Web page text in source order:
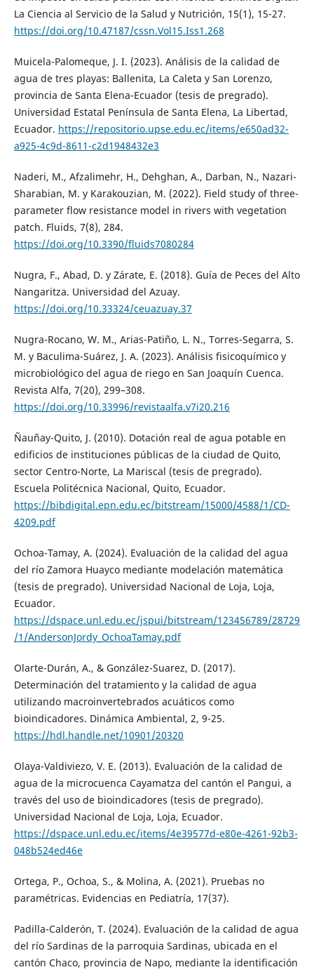
La Ciencia al Servicio de la Salud y Nutrición, 15(1), 15-27.
https://doi.org/10.47187/cssn.Vol15.Iss1.268
Muicela-Palomeque, J. I. (2023). Análisis de la calidad de
agua de tres playas: Ballenita, La Caleta y San Lorenzo,
provincia de Santa Elena-Ecuador (tesis de pregrado).
Universidad Estatal Península de Santa Elena, La Libertad,
Ecuador. https://repositorio.upse.edu.ec/items/e650ad32-
a925-4c9d-8611-c2d1948432e3
Naderi, M., Afzalimehr, H., Dehghan, A., Darban, N., Nazari-
Sharabian, M. y Karakouzian, M. (2022). Field study of three-
parameter flow resistance model in rivers with vegetation
patch. Fluids, 7(8), 284.
https://doi.org/10.3390/fluids7080284
Nugra, F., Abad, D. y Zárate, E. (2018). Guía de Peces del Alto
Nangaritza. Universidad del Azuay.
https://doi.org/10.33324/ceuazuay.37
Nugra-Rocano, W. M., Arias-Patiño, L. N., Torres-Segarra, S.
M. y Baculima-Suárez, J. A. (2023). Análisis fisicoquímico y
microbiológico del agua de riego en San Joaquín Cuenca.
Revista Alfa, 7(20), 299–308.
https://doi.org/10.33996/revistaalfa.v7i20.216
Ñauñay-Quito, J. (2010). Dotación real de agua potable en
edificios de instituciones públicas de la ciudad de Quito,
sector Centro-Norte, La Mariscal (tesis de pregrado).
Escuela Politécnica Nacional, Quito, Ecuador.
https://bibdigital.epn.edu.ec/bitstream/15000/4588/1/CD-
4209.pdf
Ochoa-Tamay, A. (2024). Evaluación de la calidad del agua
del río Zamora Huayco mediante modelación matemática
(tesis de pregrado). Universidad Nacional de Loja, Loja,
Ecuador.
https://dspace.unl.edu.ec/jspui/bitstream/123456789/28729
/1/AndersonJordy_OchoaTamay.pdf
Olarte-Durán, A., & González-Suarez, D. (2017).
Determinación del tratamiento y la calidad de agua
utilizando macroinvertebrados acuáticos como
bioindicadores. Dinámica Ambiental, 2, 9-25.
https://hdl.handle.net/10901/20320
Olaya-Valdiviezo, V. E. (2013). Evaluación de la calidad de
agua de la microcuenca Cayamatza del cantón el Pangui, a
través del uso de bioindicadores (tesis de pregrado).
Universidad Nacional de Loja, Loja, Ecuador.
https://dspace.unl.edu.ec/items/4e39577d-e80e-4261-92b3-
048b524ed46e
Ortega, P., Ochoa, S., & Molina, A. (2021). Pruebas no
paramétricas. Evidencias en Pediatría, 17(37).
Padilla-Calderón, T. (2024). Evaluación de la calidad de agua
del río Sardinas de la parroquia Sardinas, ubicada en el
cantón Chaco, provincia de Napo, mediante la identificación